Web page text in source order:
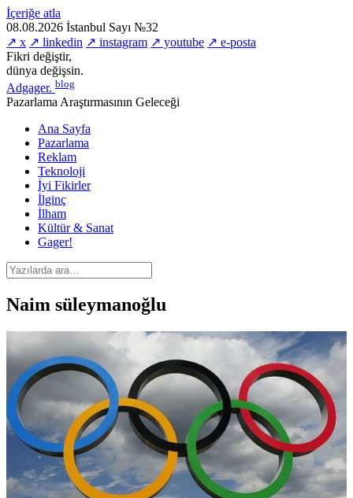
İçeriğe atla
08.08.2026 İstanbul Sayı №32
↗ x ↗ linkedin ↗ instagram ↗ youtube ↗ e-posta
Fikri değiştir,
dünya değişsin.
Adgager. blog
Pazarlama Araştırmasının Geleceği
Ana Sayfa
Pazarlama
Reklam
Teknoloji
İyi Fikirler
İlginç
İlham
Kültür & Sanat
Gager!
Naim süleymanoğlu